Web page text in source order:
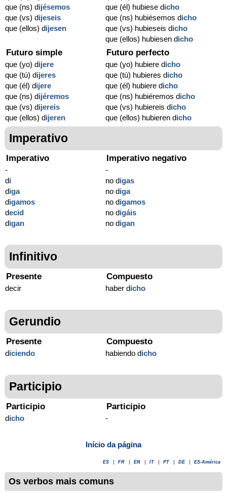
que (ns) dijésemos
que (vs) dijeseis
que (ellos) dijesen
que (él) hubiese dicho
que (ns) hubiésemos dicho
que (vs) hubieseis dicho
que (ellos) hubiesen dicho
Futuro simple
que (yo) dijere
que (tú) dijeres
que (él) dijere
que (ns) dijéremos
que (vs) dijereis
que (ellos) dijeren
Futuro perfecto
que (yo) hubiere dicho
que (tú) hubieres dicho
que (él) hubiere dicho
que (ns) hubiéremos dicho
que (vs) hubiereis dicho
que (ellos) hubieren dicho
Imperativo
Imperativo
-
di
diga
digamos
decid
digan
Imperativo negativo
-
no digas
no diga
no digamos
no digáis
no digan
Infinitivo
Presente
decir
Compuesto
haber dicho
Gerundio
Presente
diciendo
Compuesto
habiendo dicho
Participio
Participio
dicho
Participio
-
Início da página
ES FR EN IT PT DE ES-América
Os verbos mais comuns